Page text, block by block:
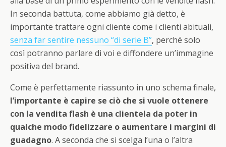
In seconda battuta, come abbiamo già detto, è
importante trattare ogni cliente come i clienti abituali,
senza far sentire nessuno “di serie B”, perché solo
così potranno parlare di voi e diffondere un’immagine
positiva del brand.
Come è perfettamente riassunto in uno schema finale,
l’importante è capire se ciò che si vuole ottenere
con la vendita flash è una clientela da poter in
qualche modo fidelizzare o aumentare i margini di
guadagno. A seconda che si scelga l’una o l’altra